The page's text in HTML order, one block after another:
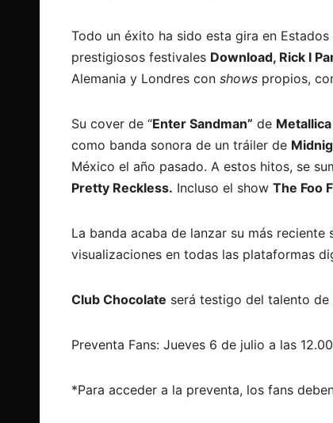
Todo un éxito ha sido esta gira en
prestigiosos festivales Download, Rick I
Alemania y Londres con shows propios,
Su cover de “Enter Sandman” de Metallica
como banda sonora de un tráiler de
México el año pasado. A estos hitos, se
Pretty Reckless. Incluso el show The Foo
La banda acaba de lanzar su más reciente
visualizaciones en todas las plataformas
Club Chocolate será testigo del talento de
Preventa Fans: Jueves 6 de julio a las
*Para acceder a la preventa, los fans